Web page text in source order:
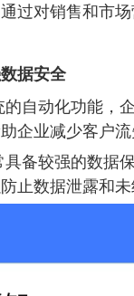
过对销售和市
据安全
自动化功能，
企业减少客户流
备较强的数据
止数据泄露和未